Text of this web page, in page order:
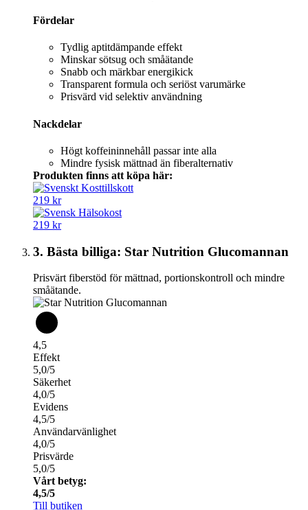
Fördelar
Tydlig aptitdämpande effekt
Minskar sötsug och småätande
Snabb och märkbar energikick
Transparent formula och seriöst varumärke
Prisvärd vid selektiv användning
Nackdelar
Högt koffeininnehåll passar inte alla
Mindre fysisk mättnad än fiberalternativ
Produkten finns att köpa här:
219 kr
219 kr
3. Bästa billiga: Star Nutrition Glucomannan
Prisvärt fiberstöd för mättnad, portionskontroll och mindre
småätande.
4,5
Effekt
5,0/5
Säkerhet
4,0/5
Evidens
4,5/5
Användarvänlighet
4,0/5
Prisvärde
5,0/5
Vårt betyg:
4,5/5
Till butiken